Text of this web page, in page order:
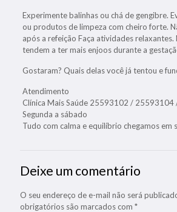
Experimente balinhas ou chá de gengibre.
ou produtos de limpeza com cheiro forte.
após a refeição Faça atividades relaxantes.
tendem a ter mais enjoos durante a
Gostaram? Quais delas você já tentou e
Atendimento
Clínica Mais Saúde 25593102 /
Segunda a sábado
Tudo com calma e equilíbrio chegamos em
Deixe um comentário
O seu endereço de e-mail não será
obrigatórios são marcados com *